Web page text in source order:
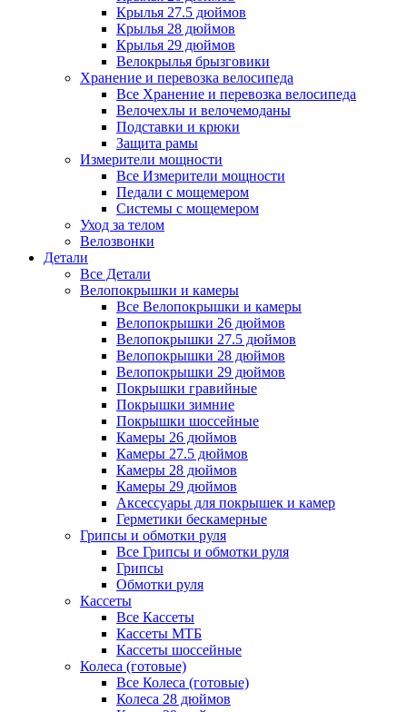
Крылья 27.5 дюймов
Крылья 28 дюймов
Крылья 29 дюймов
Велокрылья брызговики
Хранение и перевозка велосипеда
Все Хранение и перевозка велосипеда
Велочехлы и велочемоданы
Подставки и крюки
Защита рамы
Измерители мощности
Все Измерители мощности
Педали с мощемером
Системы с мощемером
Уход за телом
Велозвонки
Детали
Все Детали
Велопокрышки и камеры
Все Велопокрышки и камеры
Велопокрышки 26 дюймов
Велопокрышки 27.5 дюймов
Велопокрышки 28 дюймов
Велопокрышки 29 дюймов
Покрышки гравийные
Покрышки зимние
Покрышки шоссейные
Камеры 26 дюймов
Камеры 27.5 дюймов
Камеры 28 дюймов
Камеры 29 дюймов
Аксессуары для покрышек и камер
Герметики бескамерные
Грипсы и обмотки руля
Все Грипсы и обмотки руля
Грипсы
Обмотки руля
Кассеты
Все Кассеты
Кассеты МТБ
Кассеты шоссейные
Колеса (готовые)
Все Колеса (готовые)
Колеса 28 дюймов